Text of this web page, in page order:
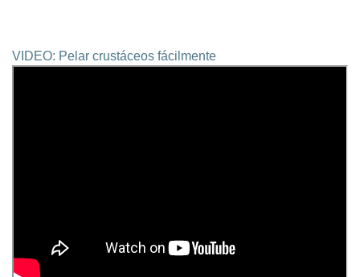
VIDEO: Pelar crustáceos fácilmente